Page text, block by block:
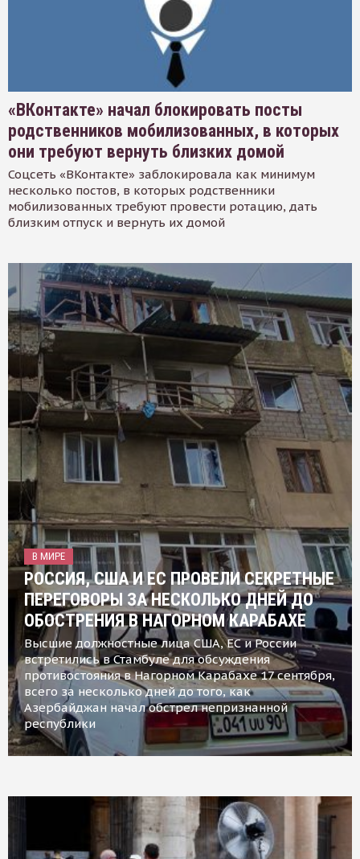
«ВКонтакте» начал блокировать посты
родственников мобилизованных, в которых
они требуют вернуть близких домой
Соцсеть «ВКонтакте» заблокировала как минимум
несколько постов, в которых родственники
мобилизованных требуют провести ротацию, дать
близким отпуск и вернуть их домой
В МИРЕ
РОССИЯ, США И ЕС ПРОВЕЛИ СЕКРЕТНЫЕ
ПЕРЕГОВОРЫ ЗА НЕСКОЛЬКО ДНЕЙ ДО
ОБОСТРЕНИЯ В НАГОРНОМ КАРАБАХЕ
Высшие должностные лица США, ЕС и России
встретились в Стамбуле для обсуждения
противостояния в Нагорном Карабахе 17 сентября,
всего за несколько дней до того, как
Азербайджан начал обстрел непризнанной
республики